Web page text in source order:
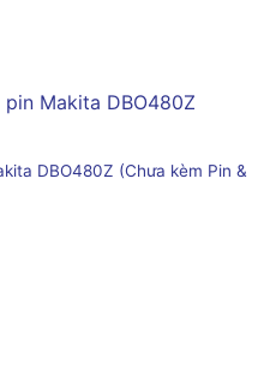
DBO480Z (Chưa kèm Pin &